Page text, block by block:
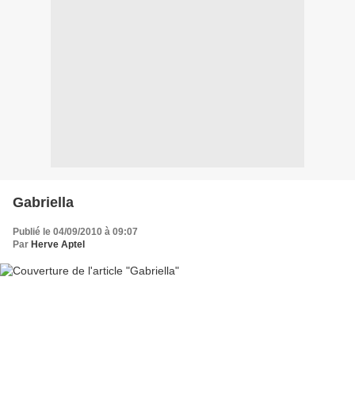
Gabriella
Publié le 04/09/2010 à 09:07
Par Herve Aptel